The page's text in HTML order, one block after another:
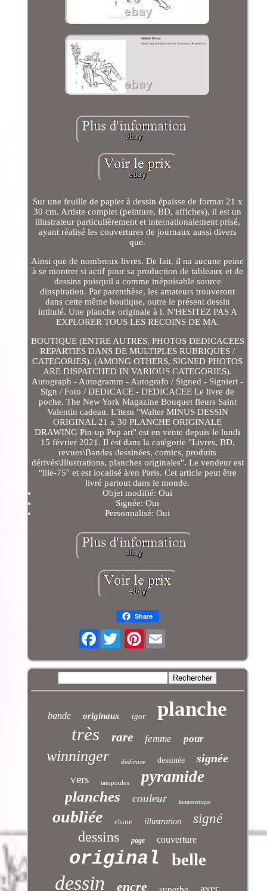
Sur une feuille de papier à dessin épaisse de format 21 x
30 cm. Artiste complet (peinture, BD, affiches), il est un
illustrateur particulièrement et internationalement prisé,
ayant réalisé les couvertures de journaux aussi divers
que.
Ainsi que de nombreux livres. De fait, il na aucune peine
à se montrer si actif pour sa production de tableaux et de
dessins puisquil a comme inépuisable source
dinspiration. Par parenthèse, les amateurs trouveront
dans cette même boutique, outre le présent dessin
intitulé. Une planche originale à l. N'HESITEZ PAS A
EXPLORER TOUS LES RECOINS DE MA.
BOUTIQUE (ENTRE AUTRES, PHOTOS DEDICACEES
REPARTIES DANS DE MULTIPLES RUBRIQUES /
CATEGORIES). (AMONG OTHERS, SIGNED PHOTOS
ARE DISPATCHED IN VARIOUS CATEGORIES).
Autograph - Autogramm - Autografo / Signed - Signiert -
Sign / Foto / DEDICACE - DEDICACEE Le livre de
poche. The New York Magazine Bouquet fleurs Saint
Valentin cadeau. L'item "Walter MINUS DESSIN
ORIGINAL 21 x 30 PLANCHE ORIGINALE
DRAWING Pin-up Pop art" est en vente depuis le lundi
15 février 2021. Il est dans la catégorie "Livres, BD,
revues\Bandes dessinées, comics, produits
dérivés\Illustrations, planches originales". Le vendeur est
"lile-75" et est localisé à/en Paris. Cet article peut être
livré partout dans le monde.
Objet modifié: Oui
Signée: Oui
Personnalisé: Oui
Share
Facebook Pinterest
bande originaux igor planche
très rare femme pour
winninger dedicace dessinée signée
vers tatopoulos pyramide
planches couleur humoristique
oubliée chine illustration signé
dessins page couverture
original belle
dessin encre superbe avec